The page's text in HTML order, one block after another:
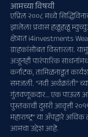
आमच्या विषयी
एप्रिल २००८ मध्ये
झालेला प्रवास हळूहळू
क्षेत्रात i4investments
ग्राहकांसोबत विस्तारला.
अजूनही पारंपारिक
कर्नाटक, तामिळनाडूत
समजली. “नवी अर्थक्रांती”
गुंतवणूकदार… एक पाऊल
पुस्तकाची दुसरी आवृत्ती
महाराष्ट्र” या अँपद्वारे
आमचा उद्देश आहे.